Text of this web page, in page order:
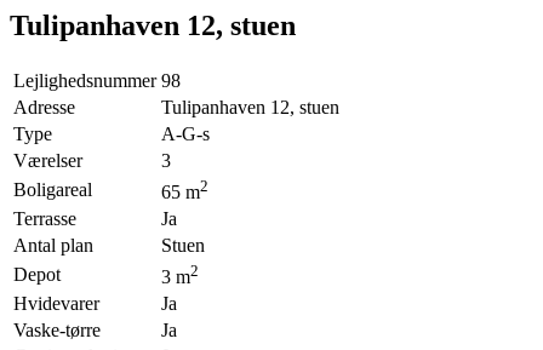
Tulipanhaven 12, stuen
Lejlighedsnummer 98
Adresse
Tulipanhaven 12, stuen
Type
A-G-s
Værelser
3
Boligareal
65 m2
Terrasse
Ja
Antal plan
Stuen
Depot
3 m2
Hvidevarer
Ja
Vaske-tørre
Ja